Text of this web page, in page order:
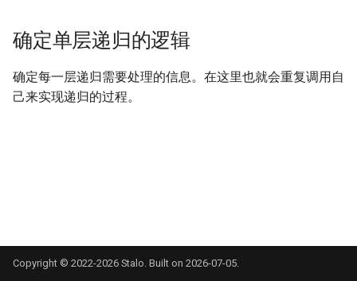
确定单层递归的逻辑
确定每一层递归需要处理的信息。在这里也就会重复调用自
己来实现递归的过程。
Copyright © 2022-2026 Stalo. Built on 2026-07-05.